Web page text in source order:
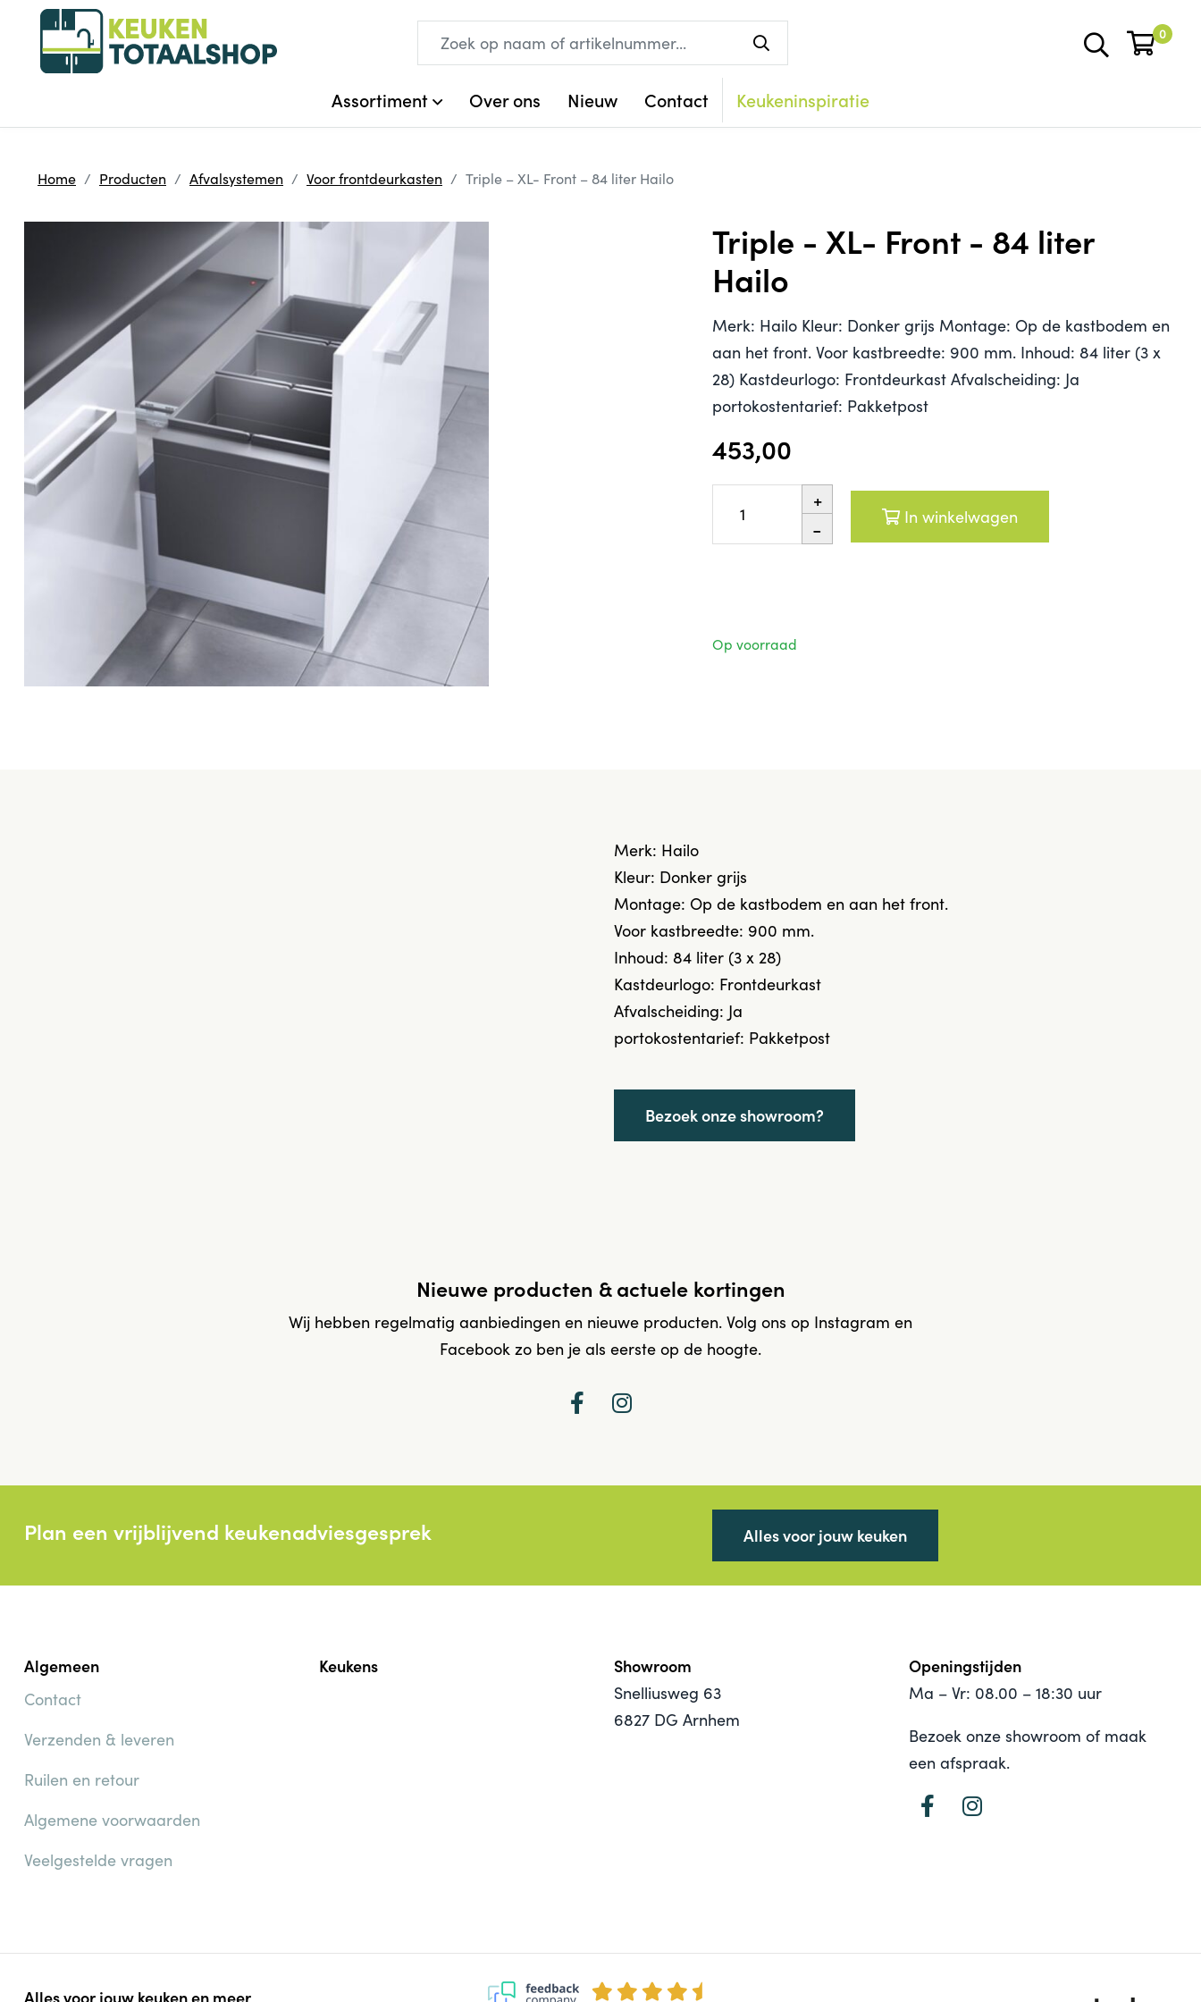
0
Assortiment Over ons Nieuw Contact Keukeninspiratie
Home Producten Afvalsystemen Voor frontdeurkasten Triple – XL- Front – 84 liter Hailo
Triple - XL- Front - 84 liter
Hailo
Merk: Hailo Kleur: Donker grijs Montage: Op de kastbodem en
aan het front. Voor kastbreedte: 900 mm. Inhoud: 84 liter (3 x
28) Kastdeurlogo: Frontdeurkast Afvalscheiding: Ja
portokostentarief: Pakketpost
453,00
+
- In winkelwagen
Op voorraad
Merk: Hailo
Kleur: Donker grijs
Montage: Op de kastbodem en aan het front.
Voor kastbreedte: 900 mm.
Inhoud: 84 liter (3 x 28)
Kastdeurlogo: Frontdeurkast
Afvalscheiding: Ja
portokostentarief: Pakketpost
Bezoek onze showroom?
Nieuwe producten & actuele kortingen
Wij hebben regelmatig aanbiedingen en nieuwe producten. Volg ons op Instagram en
Facebook zo ben je als eerste op de hoogte.
Plan een vrijblijvend keukenadviesgesprek Alles voor jouw keuken
Algemeen
Contact
Verzenden & leveren
Ruilen en retour
Algemene voorwaarden
Veelgestelde vragen
Keukens Showroom
Snelliusweg 63
6827 DG Arnhem
Openingstijden
Ma – Vr: 08.00 – 18:30 uur
Bezoek onze showroom of maak
een afspraak.
Alles voor jouw keuken en meer